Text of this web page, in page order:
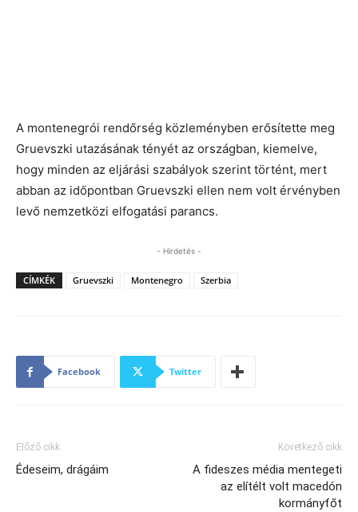
A montenegrói rendőrség közleményben erősítette meg
Gruevszki utazásának tényét az országban, kiemelve,
hogy minden az eljárási szabályok szerint történt, mert
abban az időpontban Gruevszki ellen nem volt érvényben
levő nemzetközi elfogatási parancs.
- Hirdetés -
CÍMKÉK Gruevszki Montenegro Szerbia
Facebook Twitter
Előző cikk
Édeseim, drágáim
Következő cikk
A fideszes média mentegeti
az elítélt volt macedón
kormányfőt